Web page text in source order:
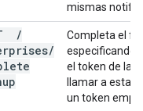
mismas
/
/
Completa el
especificando
el token de la
llamar a esta
un token